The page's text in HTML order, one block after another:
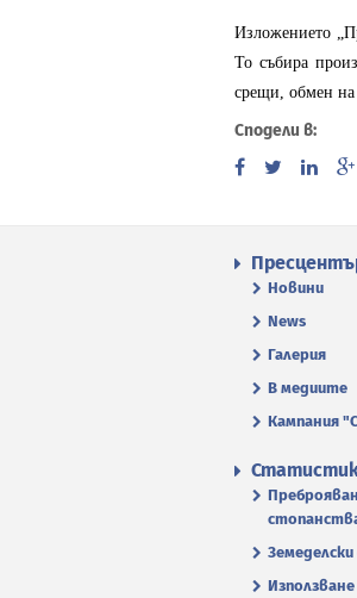
Изложението
То събира
срещи, обмен на
Сподели в:
Новини
News
Галерия
В медиите
Кампания